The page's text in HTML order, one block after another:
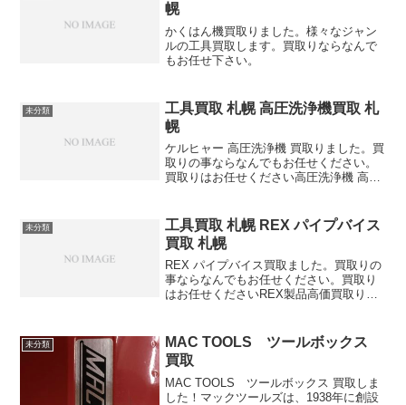
幌
かくはん機買取りました。様々なジャン
ルの工具買取します。買取りならなんで
もお任せ下さい。
未分類
工具買取 札幌 高圧洗浄機買取 札
幌
ケルヒャー 高圧洗浄機 買取りました。買
取りの事ならなんでもお任せください。
買取りはお任せください高圧洗浄機 高価
未分類
工具買取 札幌 REX パイプバイス
買取 札幌
REX パイプバイス買取ました。買取りの
事ならなんでもお任せください。買取り
はお任せくださいREX製品高価買取りし
未分類
MAC TOOLS ツールボックス
買取
MAC TOOLS ツールボックス 買取しま
した！マックツールズは、1938年に創設